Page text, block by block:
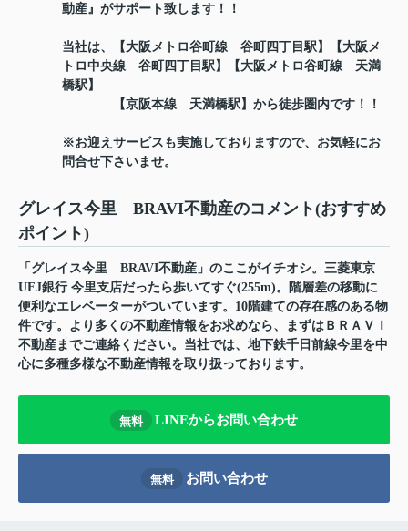
動産』がサポート致します！！
当社は、【大阪メトロ谷町線 谷町四丁目駅】【大阪メ
トロ中央線 谷町四丁目駅】【大阪メトロ谷町線 天満
橋駅】
【京阪本線 天満橋駅】から徒歩圏内です！！
※お迎えサービスも実施しておりますので、お気軽にお
問合せ下さいませ。
グレイス今里 BRAVI不動産のコメント(おすすめ
ポイント)
「グレイス今里 BRAVI不動産」のここがイチオシ。三菱東京
UFJ銀行 今里支店だったら歩いてすぐ(255m)。階層差の移動に
便利なエレベーターがついています。10階建ての存在感のある物
件です。より多くの不動産情報をお求めなら、まずはＢＲＡＶＩ
不動産までご連絡ください。当社では、地下鉄千日前線今里を中
心に多種多様な不動産情報を取り扱っております。
無料 LINEからお問い合わせ
無料 お問い合わせ